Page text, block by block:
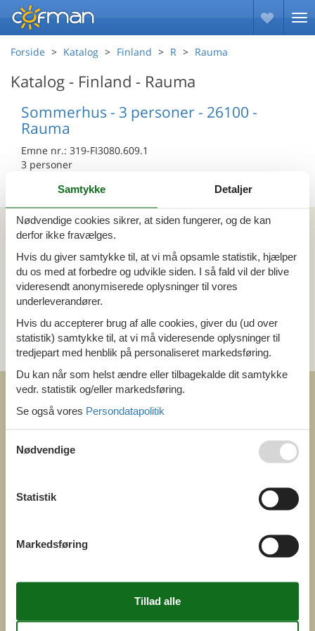
Forside Katalog Finland R Rauma
Katalog - Finland - Rauma
Sommerhus - 3 personer - 26100 -
Rauma
Emne nr.: 319-FI3080.609.1
3 personer
Kan vi hjælpe?
Ring (+45) 7877 0427
Man. - fre. 10.00-16.00
Send en e-mail
og få et hurtigt svar, alle dage
info@cofman.com
Samtykke Detaljer
Nødvendige cookies sikrer, at siden fungerer, og de kan
derfor ikke fravælges.
Hvis du giver samtykke til, at vi må opsamle statistik, hjælper
du os med at forbedre og udvikle siden. I så fald vil der blive
videresendt anonymiserede oplysninger til vores
underleverandører.
Hvis du accepterer brug af alle cookies, giver du (ud over
statistik) samtykke til, at vi må videresende oplysninger til
tredjepart med henblik på personaliseret markedsføring.
Du kan når som helst ændre eller tilbagekalde dit samtykke
vedr. statistik og/eller markedsføring.
Se også vores Persondatapolitik
Nødvendige
Statistik
Markedsføring